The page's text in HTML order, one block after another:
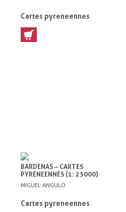
Cartes pyreneennes
BARDENAS – CARTES
PYRENEENNES (1: 25000)
MIGUEL ANGULO
Cartes pyreneennes